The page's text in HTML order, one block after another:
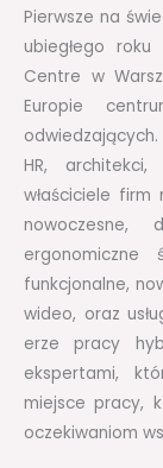
Pierwsze na
ubiegłego
Centre w
Europie
odwiedzających.
HR,
właściciele
nowoczesne,
ergonomiczne
funkcjonalne,
wideo, oraz
erze pracy
ekspertami,
miejsce pracy,
oczekiwaniom